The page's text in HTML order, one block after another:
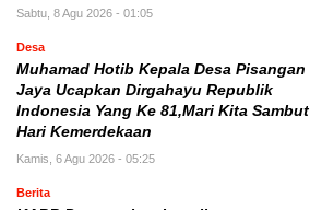
Sabtu, 8 Agu 2026 - 01:05
Desa
Muhamad Hotib Kepala Desa Pisangan
Jaya Ucapkan Dirgahayu Republik
Indonesia Yang Ke 81,Mari Kita Sambut
Hari Kemerdekaan
Kamis, 6 Agu 2026 - 05:25
Berita